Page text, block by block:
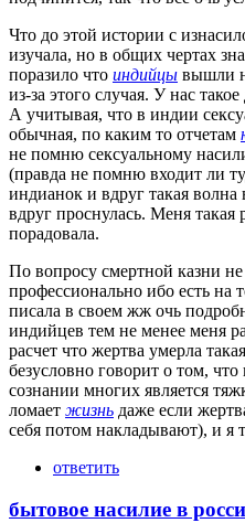
Что до этой истории с
изучала, но в общих чертах
поразило что индийцы вышли
из-за этого случая. У нас
А учитывая, что в индии
обычная, по каким то отчетам
не помню сексуальному
(правда не помню входит ли
индианок и вдруг такая
вдруг проснулась. Меня такая
порадовала.
По вопросу смертной казни
профессионально ибо есть на
писала в своем жж очь
индийцев тем не менее меня
расчет что жертва умерла
безусловно говорит о том, что
сознании многих является
ломает жизнь даже если
себя потом накладывают), и я
ответить
бытовое насилие в